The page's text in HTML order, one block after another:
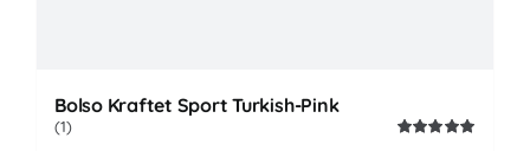
Bolso Kraftet Sport Turkish-Pink
(1)